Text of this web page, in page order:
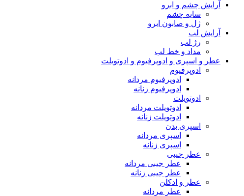
آرایش چشم و ابرو
سایه چشم
ژل و صابون ابرو
آرایش لب
رژ لب
مداد و خط لب
عطر و اسپری و ادوپرفیوم و ادوتویلت
ادوپرفیوم
ادوپرفیوم مردانه
ادوپرفیوم زنانه
ادوتویلت
ادوتویلت مردانه
ادوتویلت زنانه
اسپری بدن
اسپری مردانه
اسپری زنانه
عطر جیبی
عطر جیبی مردانه
عطر جیبی زنانه
عطر و ادکلن
عطر مردانه